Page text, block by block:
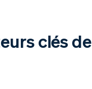
clés de